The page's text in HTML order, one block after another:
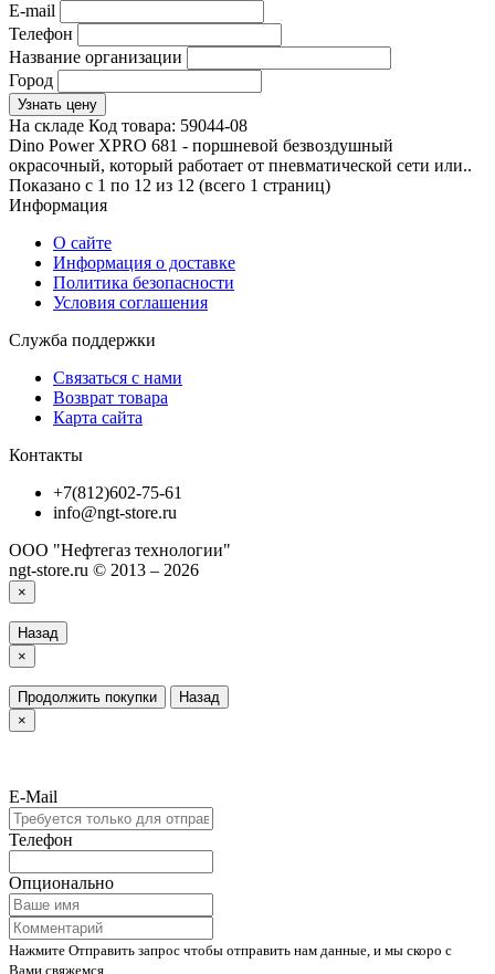
E-mail
Телефон
Название организации
Город
Узнать цену
На складе Код товара: 59044-08
Dino Power XPRO 681 - поршневой безвоздушный
окрасочный, который работает от пневматической сети или..
Показано с 1 по 12 из 12 (всего 1 страниц)
Информация
О сайте
Информация о доставке
Политика безопасности
Условия соглашения
Служба поддержки
Связаться с нами
Возврат товара
Карта сайта
Контакты
+7(812)602-75-61
info@ngt-store.ru
ООО "Нефтегаз технологии"
ngt-store.ru © 2013 – 2026
×
Назад
×
Продолжить покупки
Назад
×
E-Mail
Телефон
Опционально
Нажмите Отправить запрос чтобы отправить нам данные, и мы скоро с
Вами свяжемся